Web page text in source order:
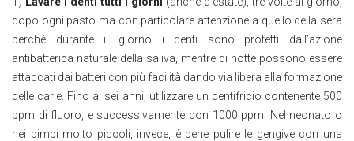
dopo ogni pasto ma con particolare attenzione a quello della sera
perché durante il giorno i denti sono protetti dall’azione
antibatterica naturale della saliva, mentre di notte possono essere
attaccati dai batteri con più facilità dando via libera alla formazione
delle carie. Fino ai sei anni, utilizzare un dentifricio contenente 500
ppm di fluoro, e successivamente con 1000 ppm. Nel neonato o
nei bimbi molto piccoli, invece, è bene pulire le gengive con una